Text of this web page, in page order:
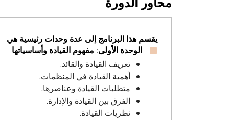
محاور الدورة
يقسم هذا البرنامج إلى عدة وحدات رئيسية هي
الوحدة الأولى: مفهوم القيادة وأساسياتها
تعريف القيادة والقائد.
أهمية القيادة في المنظمات.
متطلبات القيادة وعناصرها.
الفرق بين القيادة والإدارة.
نظريات القيادة.